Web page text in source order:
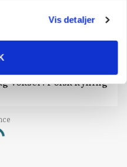
Vis detaljer
vokser: Polsk kylling